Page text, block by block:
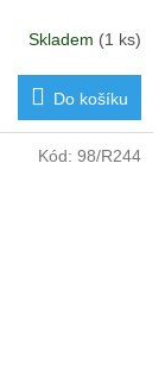
Skladem (1 ks)
Do košíku
Kód: 98/R244